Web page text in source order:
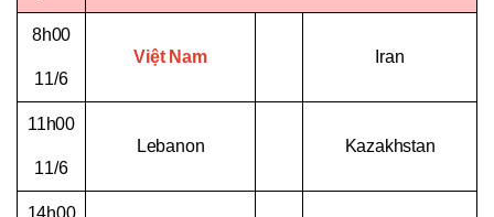
8h00
11/6
Việt Nam Iran
11h00
11/6
Lebanon Kazakhstan
14h00